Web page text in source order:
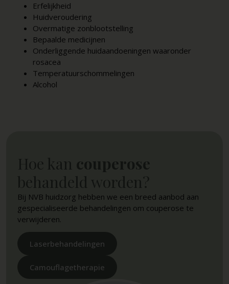
Erfelijkheid
Huidveroudering
Overmatige zonblootstelling
Bepaalde medicijnen
Onderliggende huidaandoeningen waaronder
rosacea
Temperatuurschommelingen
Alcohol
Bij NVB huidzorg hebben we een breed aanbod aan
gespecialiseerde behandelingen om couperose te
verwijderen.
Laserbehandelingen
Camouflagetherapie